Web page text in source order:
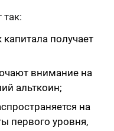
получает
внимание на
альткоин;
на
первого уровня,